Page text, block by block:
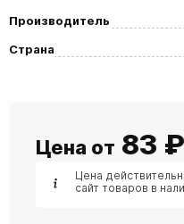
Производитель
Страна
Цена от 83 ₽
Цена
сайт товаров в